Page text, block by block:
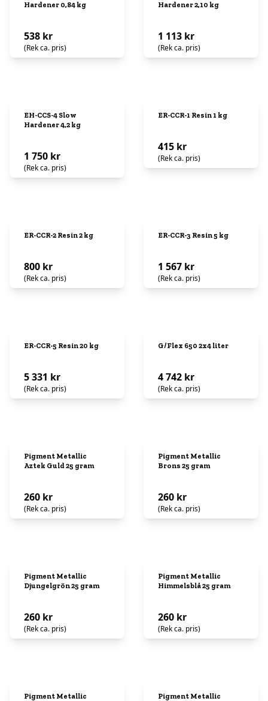
Hardener 0,84 kg
538 kr
(Rek ca. pris)
Hardener 2,10 kg
1 113 kr
(Rek ca. pris)
EH-CCS-4 Slow
Hardener 4,2 kg
1 750 kr
(Rek ca. pris)
ER-CCR-1 Resin 1 kg
415 kr
(Rek ca. pris)
ER-CCR-2 Resin 2 kg
800 kr
(Rek ca. pris)
ER-CCR-3 Resin 5 kg
1 567 kr
(Rek ca. pris)
ER-CCR-5 Resin 20 kg
5 331 kr
(Rek ca. pris)
G/Flex 650 2x4 liter
4 742 kr
(Rek ca. pris)
Pigment Metallic
Aztek Guld 25 gram
260 kr
(Rek ca. pris)
Pigment Metallic
Brons 25 gram
260 kr
(Rek ca. pris)
Pigment Metallic
Djungelgrön 25 gram
260 kr
(Rek ca. pris)
Pigment Metallic
Himmelsblå 25 gram
260 kr
(Rek ca. pris)
Pigment Metallic
Pigment Metallic